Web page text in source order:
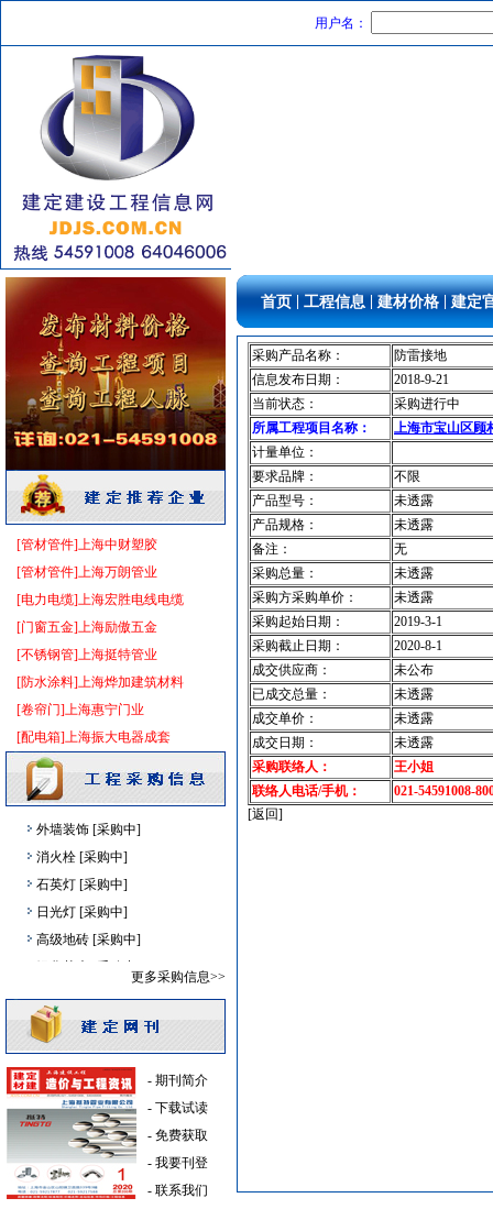
用户名：
[管材管件]上海中财塑胶
[管材管件]上海万朗管业
[电力电缆]上海宏胜电线电缆
[门窗五金]上海励傲五金
[不锈钢管]上海挺特管业
[防水涂料]上海烨加建筑材料
[卷帘门]上海惠宁门业
[配电箱]上海振大电器成套
[采购中]
[采购中]
油漆涂料 [采购中]
管材管件 [采购中]
阀门组件 [采购中]
阀门组件
卫浴洁具 [采购中]
简单装修 [采购中]
低压电器 [采购中]
泵房 [采购中]
陶瓷制品洁净空调
[采购中]
阀门组件室外排水等 [采购中]
变压器 [采购中]
油漆涂料 [采购中]
电气管线 [采购中]
防雷接地 [采购中]
书桌家具景观绿化 [采购中]
室外排水 [采购中]
加气混凝土砌块 [采购中]
阀门组件室外排水 [采购中]
消防稳压泵 [采购中]
墙地面砖 [采购中]
防静电地板 [采购中]
电梯
[采购中]
消防稳压泵
外墙装饰 [采购中]
消火栓 [采购中]
石英灯 [采购中]
日光灯 [采购中]
高级地砖 [采购中]
绿化苗木
[采购中]
[采购中]
滤毒式排风
低压电器
电器开关 [采购中]
防雷接地 [采购中]
供水设备 [采购中]
变配电 [采购中]
安全防范 [采购中]
更多采购信息>>
- 期刊简介
- 下载试读
- 免费获取
- 我要刊登
- 联系我们
首页 工程信息 建材价格 建定
采购产品名称：
防雷接地
信息发布日期：
2018-9-21
当前状态：
采购进行中
所属工程项目名称：
上海市宝山区顾
计量单位：
要求品牌：
不限
产品型号：
未透露
产品规格：
未透露
备注：
无
采购总量：
未透露
采购方采购单价：
未透露
采购起始日期：
2019-3-1
采购截止日期：
2020-8-1
成交供应商：
未公布
已成交总量：
未透露
成交单价：
未透露
成交日期：
未透露
采购联络人：
王小姐
联络人电话/手机：
021-54591008-
[返回]